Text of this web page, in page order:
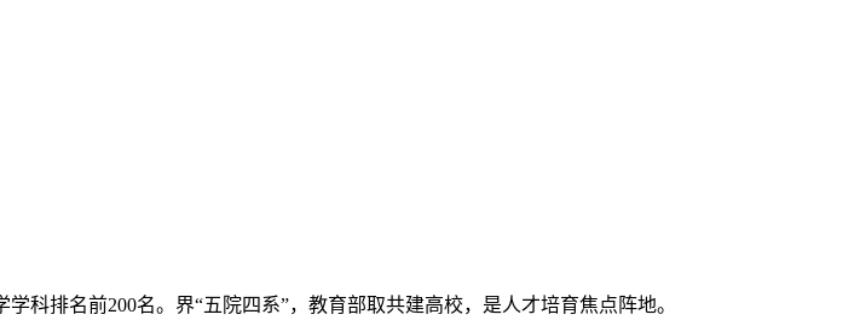
排名前200名。界“五院四系”，教育部取共建高校，是人才培育焦点阵地。